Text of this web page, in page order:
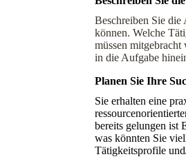
Beschreiben Sie die
können. Welche
müssen mitgebracht
in die Aufgabe
Planen Sie Ihre
Sie erhalten eine
bereits gelungen ist
was könnten Sie
Tätigkeitsprofile